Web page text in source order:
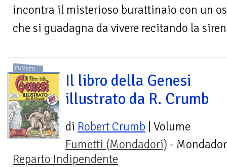
incontra il misterioso burattinaio con un
che si guadagna da vivere recitando la
FUMETTI
Il libro della Genesi
illustrato da R. Crumb
di Robert Crumb | Volume
Fumetti (Mondadori) -
Reparto Indipendente